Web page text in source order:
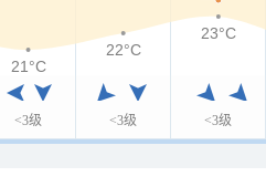
<3级 <3级 <3级
21°C
22°C
23°C